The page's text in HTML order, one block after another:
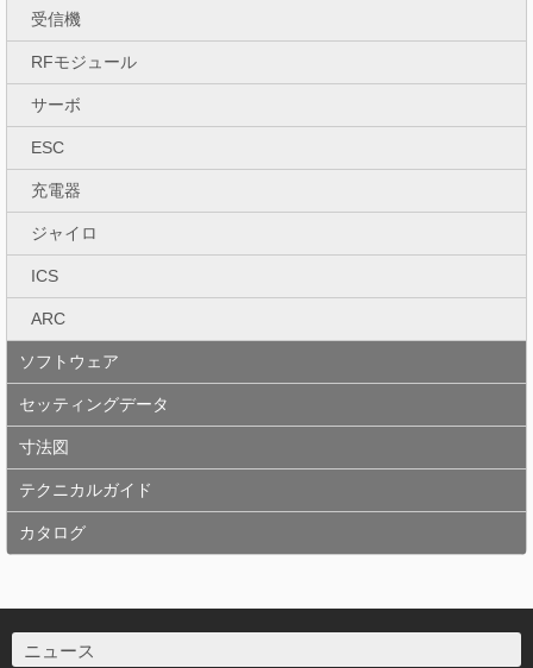
受信機
RFモジュール
サーボ
ESC
充電器
ジャイロ
ICS
ARC
ソフトウェア
セッティングデータ
寸法図
テクニカルガイド
カタログ
ニュース